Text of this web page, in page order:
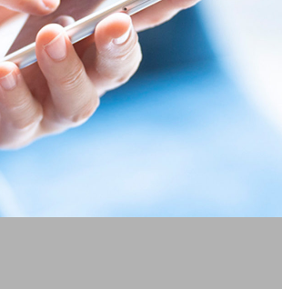
年収診断
相談申し込みはコチラから
メールフォーム